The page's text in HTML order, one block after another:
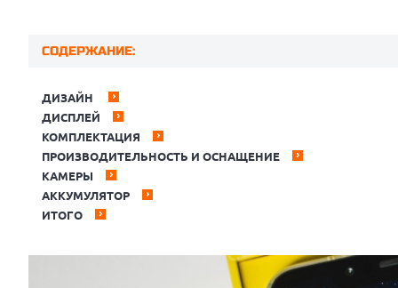
СОДЕРЖАНИЕ:
ДИЗАЙН
ДИСПЛЕЙ
КОМПЛЕКТАЦИЯ
ПРОИЗВОДИТЕЛЬНОСТЬ И ОСНАЩЕНИЕ
КАМЕРЫ
АККУМУЛЯТОР
ИТОГО